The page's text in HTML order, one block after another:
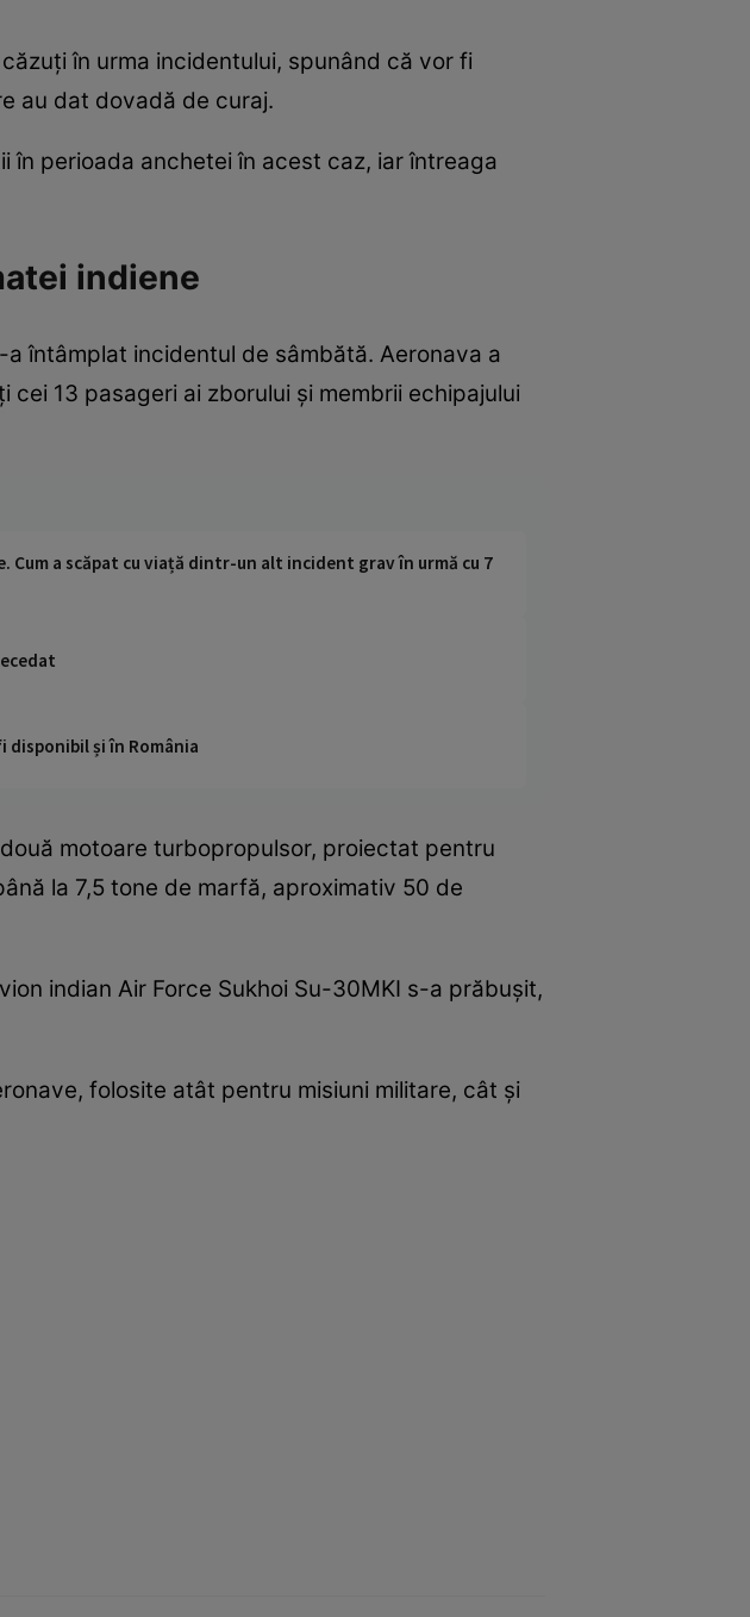
în urma incidentului, spunând că vor fi
au dat dovadă de curaj.
perioada anchetei în acest caz, iar întreaga
indiene
întâmplat incidentul de sâmbătă. Aeronava a
13 pasageri ai zborului și membrii echipajului
a scăpat cu viață dintr-un alt incident grav în urmă cu 7
disponibil și în România
motoare turbopropulsor, proiectat pentru
la 7,5 tone de marfă, aproximativ 50 de
indian Air Force Sukhoi Su-30MKI s-a prăbușit,
folosite atât pentru misiuni militare, cât și